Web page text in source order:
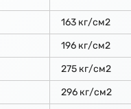
163 кг/см2
196 кг/см2
275 кг/см2
296 кг/см2